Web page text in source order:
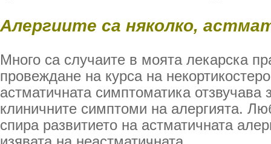
Алергиите са няколко,
Много са случаите в моята лекарска
провеждане на курса на
астматичната симптоматика отзвучава
клиничните симптоми на алергията.
спира развитието на астматичната